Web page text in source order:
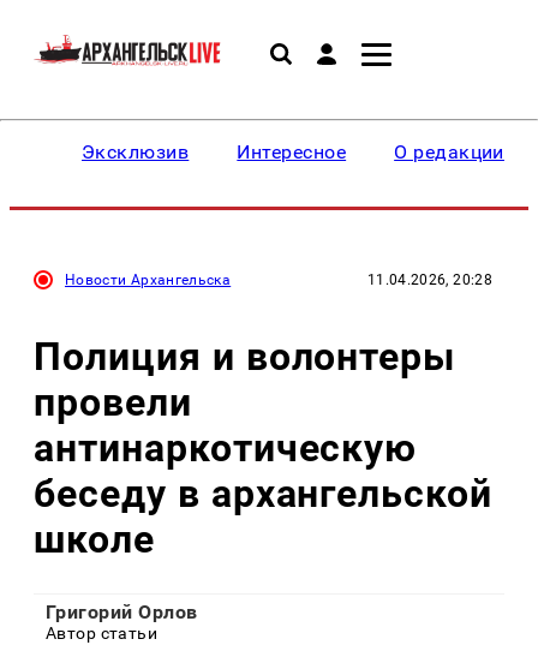
Эксклюзив Интересное О редакции
Новости Архангельска 11.04.2026, 20:28
Полиция и волонтеры
провели
антинаркотическую
беседу в архангельской
школе
Григорий Орлов
Автор статьи